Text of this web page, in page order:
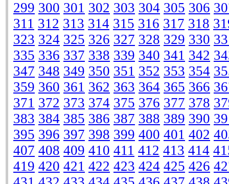
299 300 301 302 303 304 305 306
311 312 313 314 315 316 317 318
323 324 325 326 327 328 329 330
335 336 337 338 339 340 341 342
347 348 349 350 351 352 353 354
359 360 361 362 363 364 365 366
371 372 373 374 375 376 377 378
383 384 385 386 387 388 389 390
395 396 397 398 399 400 401 402
407 408 409 410 411 412 413 414
419 420 421 422 423 424 425 426